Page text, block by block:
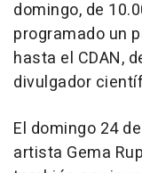
domingo, de
programado un
hasta el CDAN,
divulgador
El domingo 24
artista Gema